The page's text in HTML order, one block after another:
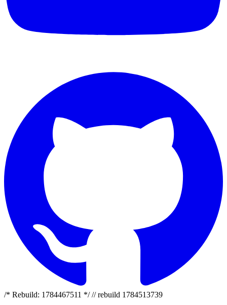
/* Rebuild: 1784467511 */ // rebuild 1784513739